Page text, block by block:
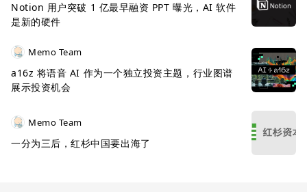
Notion 用户突破 1 亿最早融资 PPT 曝光，AI 软件
是新的硬件
Memo Team
a16z 将语音 AI 作为一个独立投资主题，行业图谱
展示投资机会
Memo Team
一分为三后，红杉中国要出海了